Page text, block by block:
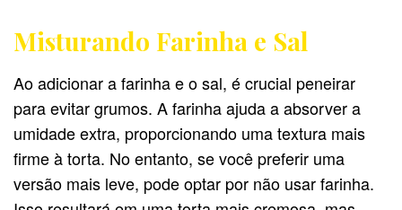
Misturando Farinha e Sal
Ao adicionar a farinha e o sal, é crucial peneirar
para evitar grumos. A farinha ajuda a absorver a
umidade extra, proporcionando uma textura mais
firme à torta. No entanto, se você preferir uma
versão mais leve, pode optar por não usar farinha.